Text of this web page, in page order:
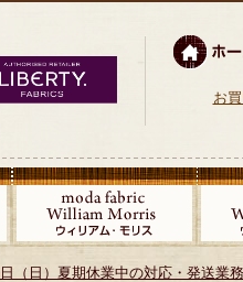
お
（日）夏期休業中の対応・発送業